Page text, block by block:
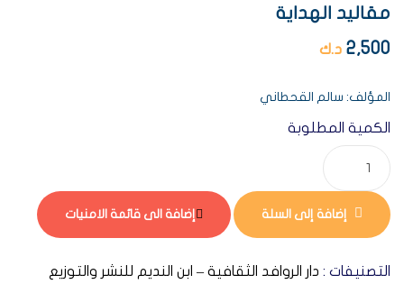
مقاليد الهداية
2,500 د.ك
المؤلف: سالم القحطاني
الكمية المطلوبة
إضافة إلى السلة إضافة الى قائمة الامنيات
التصنيفات : دار الروافد الثقافية – ابن النديم للنشر والتوزيع